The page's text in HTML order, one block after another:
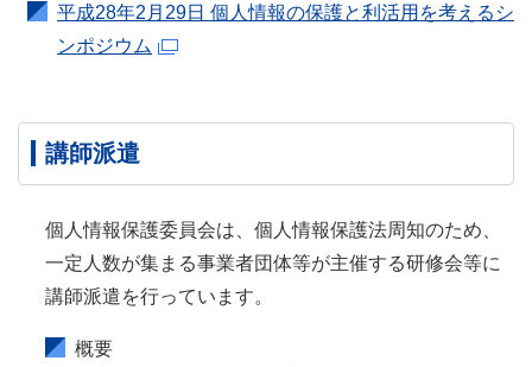
平成28年2月29日 個人情報の保護と利活用を考えるシ
ンポジウム
講師派遣
個人情報保護委員会は、個人情報保護法周知のため、
一定人数が集まる事業者団体等が主催する研修会等に
講師派遣を行っています。
概要